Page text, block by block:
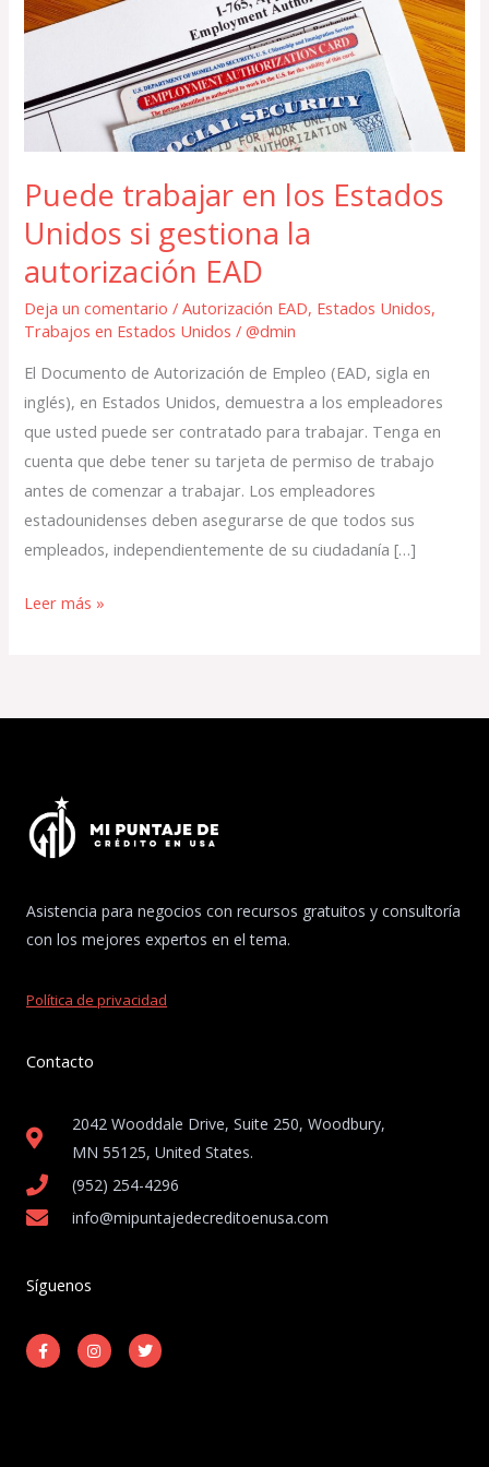
Puede trabajar en los Estados
Unidos si gestiona la
autorización EAD
Deja un comentario /Autorización EAD, Estados Unidos,
Trabajos en Estados Unidos /@dmin
El Documento de Autorización de Empleo (EAD, sigla en
inglés), en Estados Unidos, demuestra a los empleadores
que usted puede ser contratado para trabajar. Tenga en
cuenta que debe tener su tarjeta de permiso de trabajo
antes de comenzar a trabajar. Los empleadores
estadounidenses deben asegurarse de que todos sus
empleados, independientemente de su ciudadanía […]
Unidos
gestiona
la
autorización
Leer más »
Asistencia para negocios con recursos gratuitos y consultoría
con los mejores expertos en el tema.
Política de privacidad
Contacto
2042 Wooddale Drive, Suite 250, Woodbury,
MN 55125, United States​.
(952) 254-4296
info@mipuntajedecreditoenusa.com
Síguenos
F
a
c
I
n
s
T
w
i